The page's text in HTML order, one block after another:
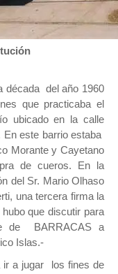
década del año 1960
que practicaba el
ubicado en la calle
este barrio estaba
Morante y Cayetano
de cueros. En la
del Sr. Mario Olhaso
una tercera firma la
que discutir para
de BARRACAS a
Islas.-
ir a jugar los fines de